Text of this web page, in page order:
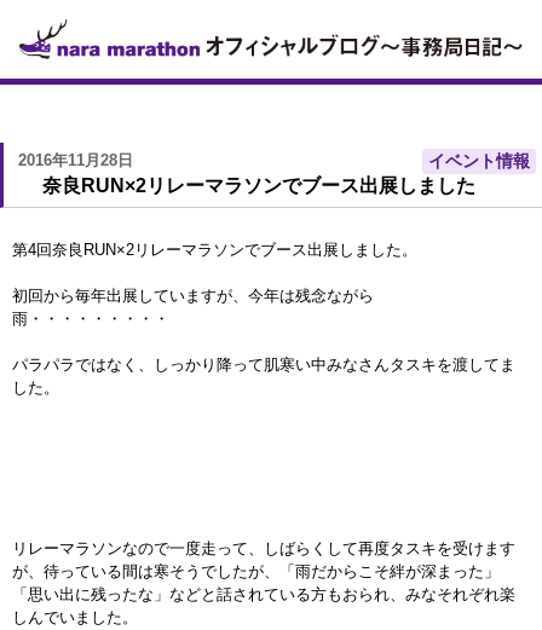
2016年11月28日 イベント情報
奈良RUN×2リレーマラソンでブース出展しました
第4回奈良RUN×2リレーマラソンでブース出展しました。
初回から毎年出展していますが、今年は残念ながら
雨・・・・・・・・・
パラパラではなく、しっかり降って肌寒い中みなさんタスキを渡してま
した。
リレーマラソンなので一度走って、しばらくして再度タスキを受けます
が、待っている間は寒そうでしたが、「雨だからこそ絆が深まった」
「思い出に残ったな」などと話されている方もおられ、みなそれぞれ楽
しんでいました。